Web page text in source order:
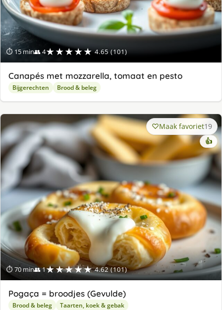
⏱ 15 min👥 4★★★★★ 4.65 (101)
Canapés met mozzarella, tomaat en pesto
Bijgerechten Brood & beleg
⏱ 70 min👥 1★★★★★ 4.62 (101)
Maak favoriet19
👍
Pogaça = broodjes (Gevulde)
Brood & beleg Taarten, koek & gebak